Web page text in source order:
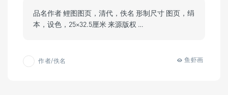
品名作者 鲤图图页，清代，佚名 形制尺寸 图页，绢
本，设色，25×32.5厘米 来源版权 …
作者/佚名 鱼虾画